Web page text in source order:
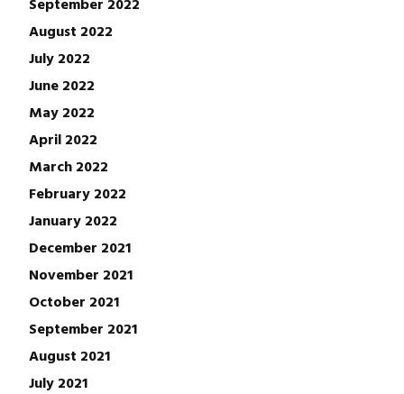
August 2022
July 2022
June 2022
May 2022
April 2022
March 2022
February 2022
January 2022
December 2021
November 2021
October 2021
September 2021
August 2021
July 2021